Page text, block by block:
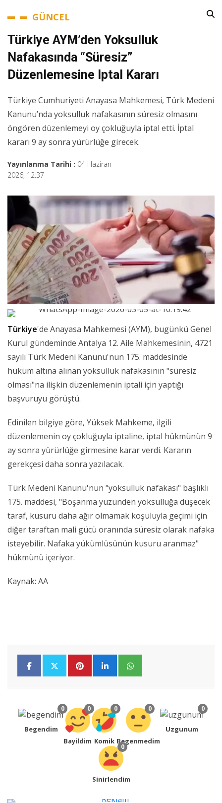
GÜNCEL
Türkiye AYM’den Yoksulluk
Nafakasında “süresiz”
Düzenlemesine Iptal Kararı
Türkiye Cumhuriyeti Anayasa Mahkemesi, Türk Medeni
Kanunu’nda yoksulluk nafakasının süresiz olmasını
öngören düzenlemeyi oy çokluğuyla iptal etti. İptal
kararı 9 ay sonra yürürlüğe girecek.
Yayınlanma Tarihi : 04 Haziran
2026, 12:37
Türkiye'de Anayasa Mahkemesi (AYM), bugünkü Genel
Kurul gündeminde Antalya 12. Aile Mahkemesinin, 4721
sayılı Türk Medeni Kanunu'nun 175. maddesinde
hüküm altına alınan yoksulluk nafakasının "süresiz
olması"na ilişkin düzenlemenin iptali için yaptığı
başvuruyu görüştü.
Edinilen bilgiye göre, Yüksek Mahkeme, ilgili
düzenlemenin oy çokluğuyla iptaline, iptal hükmünün 9
ay sonra yürürlüğe girmesine karar verdi. Kararın
gerekçesi daha sonra yazılacak.
Türk Medeni Kanunu'nun "yoksulluk nafakası" başlıklı
175. maddesi, "Boşanma yüzünden yoksulluğa düşecek
taraf, kusuru daha ağır olmamak koşuluyla geçimi için
diğer taraftan mali gücü oranında süresiz olarak nafaka
isteyebilir. Nafaka yükümlüsünün kusuru aranmaz"
hükmünü içeriyor.
Kaynak: AA
0
Begendim
0
Bayildim
0
Komik
0
Begenmedim
0
Uzgunum
0
Sinirlendim